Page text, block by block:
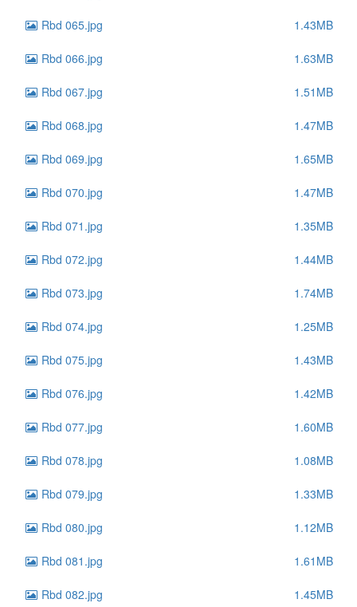
Rbd 065.jpg 1.43MB
Rbd 066.jpg 1.63MB
Rbd 067.jpg 1.51MB
Rbd 068.jpg 1.47MB
Rbd 069.jpg 1.65MB
Rbd 070.jpg 1.47MB
Rbd 071.jpg 1.35MB
Rbd 072.jpg 1.44MB
Rbd 073.jpg 1.74MB
Rbd 074.jpg 1.25MB
Rbd 075.jpg 1.43MB
Rbd 076.jpg 1.42MB
Rbd 077.jpg 1.60MB
Rbd 078.jpg 1.08MB
Rbd 079.jpg 1.33MB
Rbd 080.jpg 1.12MB
Rbd 081.jpg 1.61MB
Rbd 082.jpg 1.45MB